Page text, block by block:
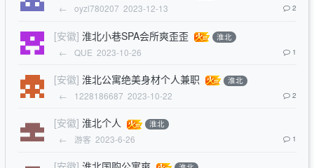
← oyzl780207 2023-12-13 2
[安徽] 淮北小巷SPA会所爽歪歪 淮北
← QUE 2023-10-26 1
[安徽] 淮北公寓绝美身材个人兼职 淮北
← 1228186687 2023-10-22 2
[安徽] 淮北个人 淮北
← 游客 2023-6-26 1